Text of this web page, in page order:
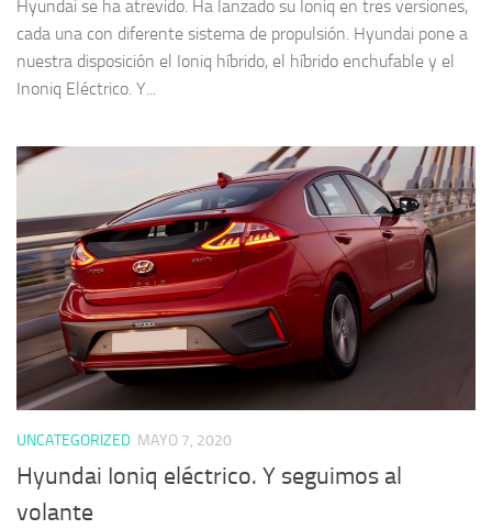
Hyundai se ha atrevido. Ha lanzado su Ioniq en tres versiones,
cada una con diferente sistema de propulsión. Hyundai pone a
nuestra disposición el Ioniq híbrido, el híbrido enchufable y el
Inoniq Eléctrico. Y...
UNCATEGORIZED MAYO 7, 2020
Hyundai Ioniq eléctrico. Y seguimos al
volante